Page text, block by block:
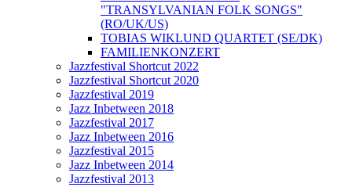
"TRANSYLVANIAN FOLK SONGS"
(RO/UK/US)
TOBIAS WIKLUND QUARTET (SE/DK)
FAMILIENKONZERT
Jazzfestival Shortcut 2022
Jazzfestival Shortcut 2020
Jazzfestival 2019
Jazz Inbetween 2018
Jazzfestival 2017
Jazz Inbetween 2016
Jazzfestival 2015
Jazz Inbetween 2014
Jazzfestival 2013